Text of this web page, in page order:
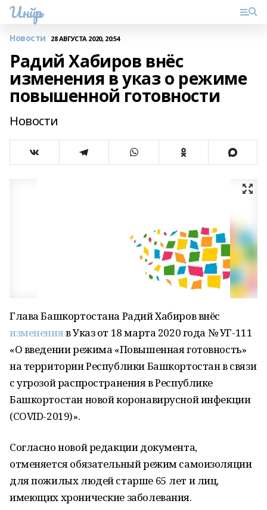
Инйәр
Новости 28 АВГУСТА 2020, 20:54
Радий Хабиров внёс
изменения в указ о режиме
повышенной готовности
Новости
Глава Башкортостана Радий Хабиров внёс
измененияв Указ от 18 марта 2020 года № УГ-111
«О введении режима «Повышенная готовность»
на территории Республики Башкортостан в связи
с угрозой распространения в Республике
Башкортостан новой коронавирусной инфекции
(COVID-2019)».
Согласно новой редакции документа,
отменяется обязательный режим самоизоляции
для пожилых людей старше 65 лет и лиц,
имеющих хронические заболевания.